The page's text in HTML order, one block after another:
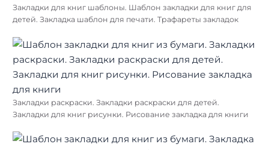
Закладки для книг шаблоны. Шаблон закладки для книг для
детей. Закладка шаблон для печати. Трафареты закладок
Закладки раскраски. Закладки раскраски для детей.
Закладки для книг рисунки. Рисование закладка для книги